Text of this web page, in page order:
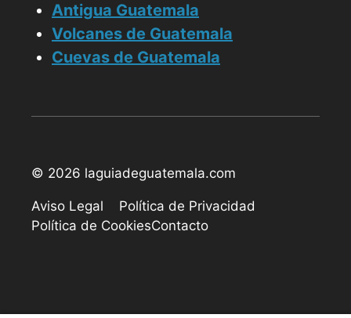
Antigua Guatemala
Volcanes de Guatemala
Cuevas de Guatemala
© 2026 laguiadeguatemala.com
Aviso Legal
Política de Privacidad
Política de CookiesContacto